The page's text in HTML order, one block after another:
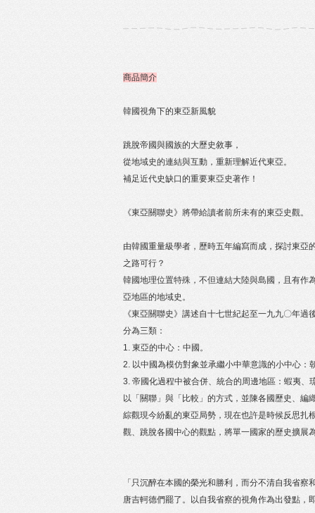
商品簡介
韓國視角下的東亞新風貌
跳脫帝國與國族的大歷史敘事，
從地域史的連結與互動，重新理解近代東亞。
補足近代史缺口的重要東亞史著作！
《東亞關聯史》將帶給讀者前所未有的東亞史觀。
由韓國重量級學者，歷時五年編寫而成，探討東
之路可行？
韓國地理位置特殊，不但連結大陸與島國，且有作
亞地區的地域史。
《東亞關聯史》講述自十七世紀起至一九九〇年
分為三類：
1. 東亞的中心：中國。
2. 以中國為模仿對象並承繼小中華意識的小中心：
3. 帝國化過程中被合併、統合的周邊地區：蝦夷、
以「關聯」與「比較」的方式，並陳各國歷史、
綜觀現今紛亂的東亞局勢，現在也許是時候反思扎
觀、跳脫各國中心的觀點，將單一國家的歷史擴展
「只沉醉在本國的榮光和勝利，而分不清自我省
唐吉軻德們罷了。以自我省察的視角作為出發點，